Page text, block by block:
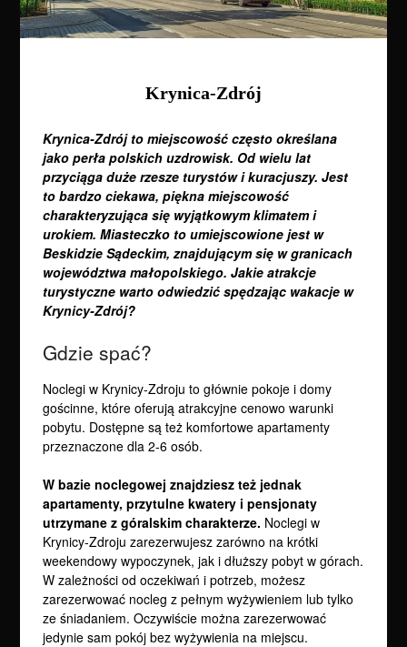
Krynica-Zdrój
Krynica-Zdrój to miejscowość często określana
jako perła polskich uzdrowisk. Od wielu lat
przyciąga duże rzesze turystów i kuracjuszy. Jest
to bardzo ciekawa, piękna miejscowość
charakteryzująca się wyjątkowym klimatem i
urokiem. Miasteczko to umiejscowione jest w
Beskidzie Sądeckim, znajdującym się w granicach
województwa małopolskiego. Jakie atrakcje
turystyczne warto odwiedzić spędzając wakacje w
Krynicy-Zdrój?
Gdzie spać?
Noclegi w Krynicy-Zdroju to głównie pokoje i domy
gościnne, które oferują atrakcyjne cenowo warunki
pobytu. Dostępne są też komfortowe apartamenty
przeznaczone dla 2-6 osób.
W bazie noclegowej znajdziesz też jednak
apartamenty, przytulne kwatery i pensjonaty
utrzymane z góralskim charakterze. Noclegi w
Krynicy-Zdroju zarezerwujesz zarówno na krótki
weekendowy wypoczynek, jak i dłuższy pobyt w górach.
W zależności od oczekiwań i potrzeb, możesz
zarezerwować nocleg z pełnym wyżywieniem lub tylko
ze śniadaniem. Oczywiście można zarezerwować
jedynie sam pokój bez wyżywienia na miejscu.